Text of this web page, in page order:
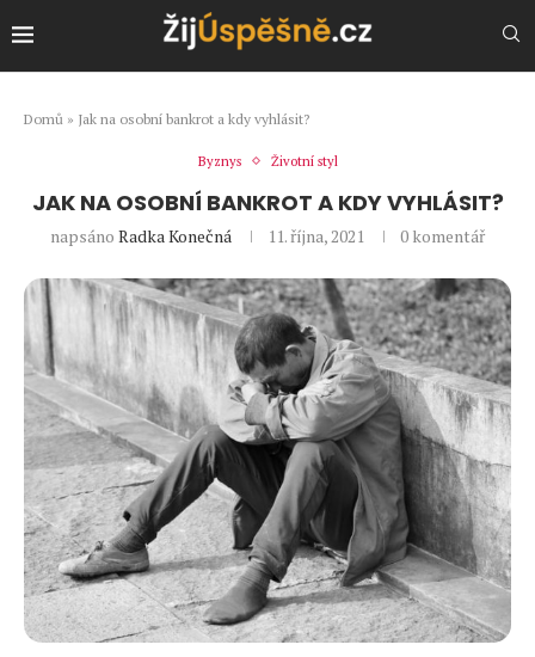
Domů » Jak na osobní bankrot a kdy vyhlásit?
Byznys Životní styl
JAK NA OSOBNÍ BANKROT A KDY VYHLÁSIT?
napsáno Radka Konečná 11. října, 2021 0 komentář